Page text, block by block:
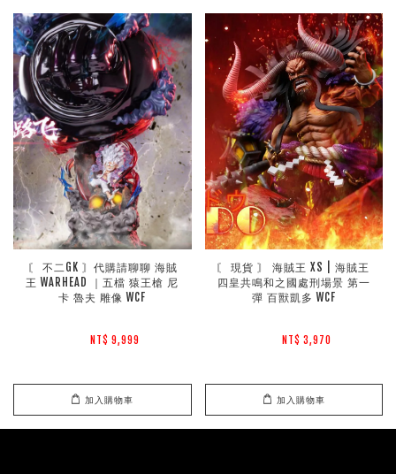
〘 不二GK 〙代購請聊聊 海賊
王 WARHEAD ｜五檔 猿王槍 尼
卡 魯夫 雕像 WCF
NT$ 9,999
加入購物車
〘 現貨 〙 海賊王 XS | 海賊王
四皇共鳴和之國處刑場景 第一
彈 百獸凱多 WCF
NT$ 3,970
加入購物車